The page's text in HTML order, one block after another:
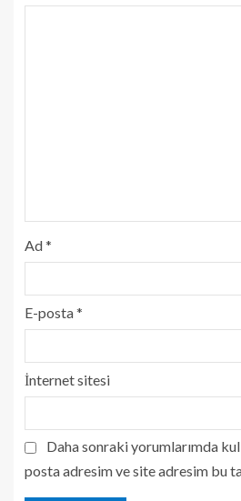
Ad*
E-posta*
İnternet sitesi
Daha sonraki yorumlarımda
posta adresim ve site adresim bu